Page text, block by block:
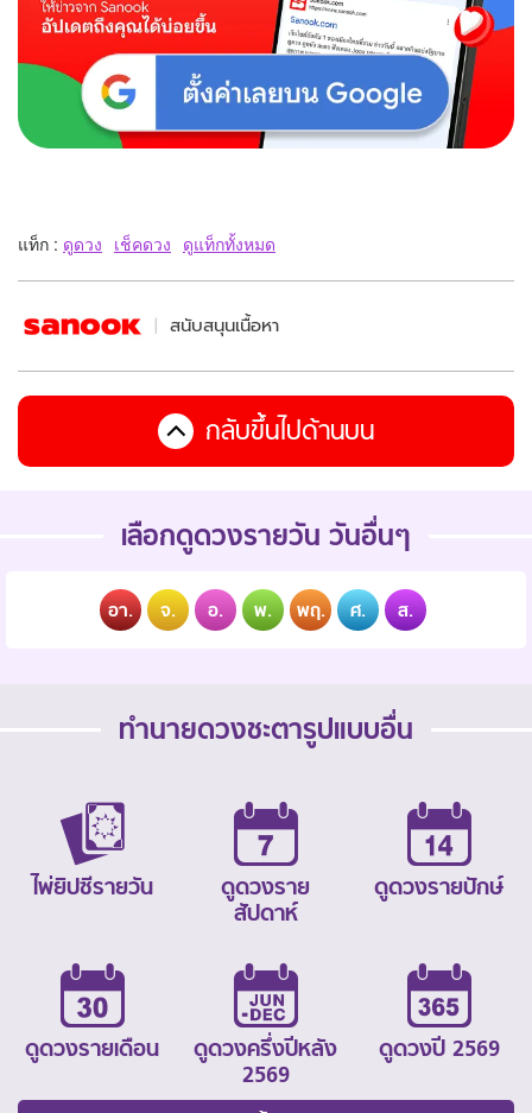
แท็ก : ดูดวง เช็คดวง ดูแท็กทั้งหมด
สนับสนุนเนื้อหา
กลับขึ้นไปด้านบน
เลือกดูดวงรายวัน วันอื่นๆ
อา. จ. อ. พ. พฤ. ศ. ส.
ทำนายดวงชะตารูปแบบอื่น
ไพ่ยิปซีรายวัน
ดูดวงราย
สัปดาห์
ดูดวงรายปักษ์
ดูดวงรายเดือน
ดูดวงครึ่งปีหลัง
2569
ดูดวงปี 2569